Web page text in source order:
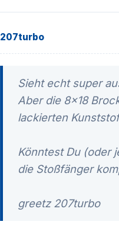
207turbo
Sieht echt super
Aber die 8x18
lackierten
Könntest Du (oder
die Stoßfänger
greetz 207turbo